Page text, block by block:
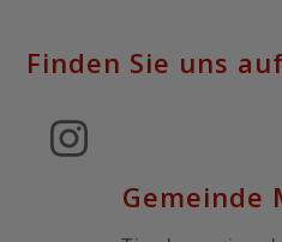
Finden Sie uns auf
Instagram
Gemeinde